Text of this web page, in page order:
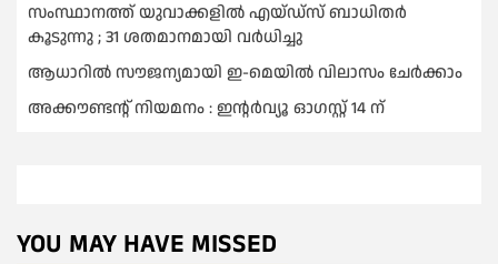
സംസ്ഥാനത്ത് യുവാക്കളില്‍ എയ്ഡ്സ് ബാധിതര്‍
കൂടുന്നു ; 31 ശതമാനമായി വർധിച്ചു
ആധാറിൽ സൗജന്യമായി ഇ-മെയിൽ വിലാസം ചേർക്കാം
അക്കൗണ്ടന്റ് നിയമനം : ഇൻ്റർവ്യൂ ഓഗസ്റ്റ് 14 ന്
YOU MAY HAVE MISSED